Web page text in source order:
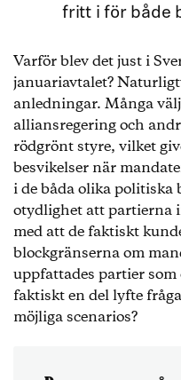
fritt i för både
Varför blev det just i
januariavtalet?
anledningar. Många
alliansregering och
rödgrönt styre, vilket
besvikelser när
i de båda olika politiska
otydlighet att partierna
med att de faktiskt
blockgränserna om
uppfattades partier
faktiskt en del lyfte
möjliga scenarios?